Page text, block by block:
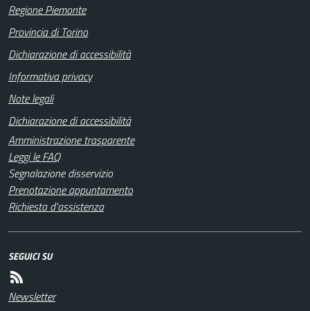
Regione Piemonte
Provincia di Torino
Dichiarazione di accessibilità
Informativa privacy
Note legali
Dichiarazione di accessibilità
Amministrazione trasparente
Leggi le FAQ
Segnalazione disservizio
Prenotazione appuntamento
Richiesta d'assistenza
SEGUICI SU
Newsletter